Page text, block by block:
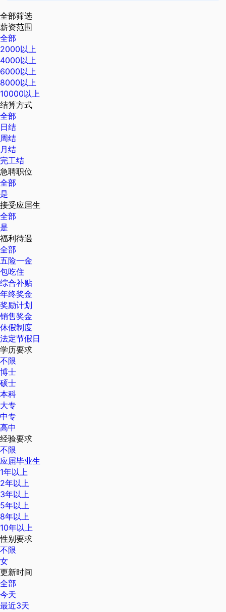
全部筛选
薪资范围
全部
2000以上
4000以上
6000以上
8000以上
10000以上
结算方式
全部
日结
周结
月结
完工结
急聘职位
全部
是
接受应届生
全部
是
福利待遇
全部
五险一金
包吃住
综合补贴
年终奖金
奖励计划
销售奖金
休假制度
法定节假日
学历要求
不限
博士
硕士
本科
大专
中专
高中
经验要求
不限
应届毕业生
1年以上
2年以上
3年以上
5年以上
8年以上
10年以上
性别要求
不限
女
更新时间
全部
今天
最近3天